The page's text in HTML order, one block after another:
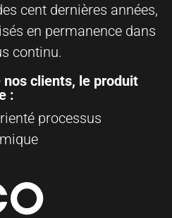
cent dernières années,
en permanence dans
continu.
nos clients, le produit
:
processus